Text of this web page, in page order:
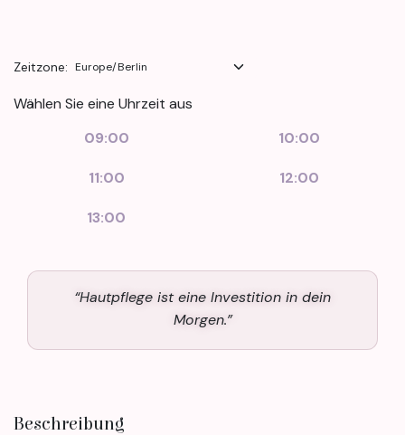
Zeitzone:
Wählen Sie eine Uhrzeit aus
09:00
10:00
11:00 12:00
13:00
“Hautpflege ist eine Investition in dein
Morgen.”
Beschreibung